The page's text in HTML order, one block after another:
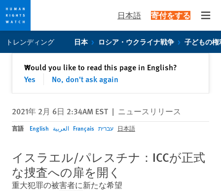
privacy
content
日本語 寄付をする
トレンディング 日本 ロシア・ウクライナ戦争 子どもの権
Would you like to read this page in English?
Yes
No, don't ask again
✕閉じる
2021年 2月 6日 2:34AM EST | ニュースリリース
言語 English العربية Français עברית 日本語
イスラエル/パレスチナ：ICCが正式
な捜査への扉を開く
重大犯罪の被害者に新たな希望